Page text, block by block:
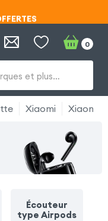
et plus…
0
Xiaomi Xiaomi
Écouteur
type Airpods